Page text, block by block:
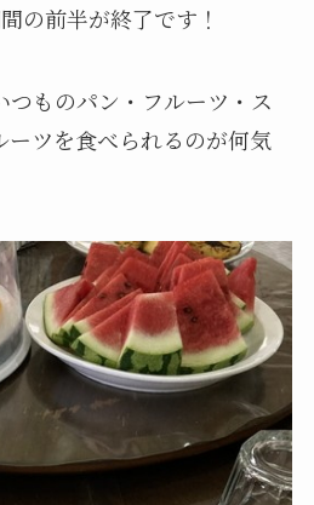
の前半が終了です！
ものパン・フルーツ・ス
ーツを食べられるのが何気